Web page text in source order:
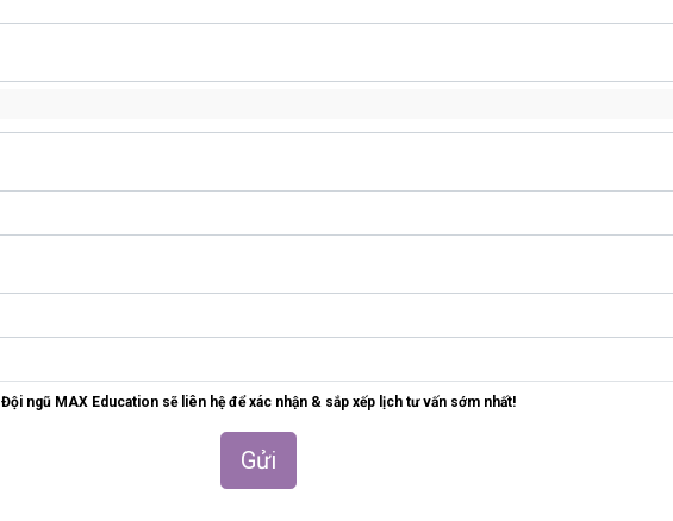
Đội ngũ MAX Education sẽ liên hệ để xác nhận & sắp xếp lịch tư vấn sớm nhất!
Gửi